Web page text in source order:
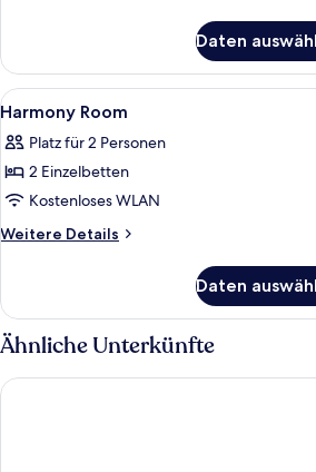
Room
Daten
Alle
Fotos
für
Harmony
Room
anzeigen
Ein
12
Harmony Room
Platz für 2 Personen
2 Einzelbetten
Kostenloses WLAN
Weitere Details
Weitere
Room
Daten
Ähnliche Unterkünfte
Dolanit Hotels Lubjana